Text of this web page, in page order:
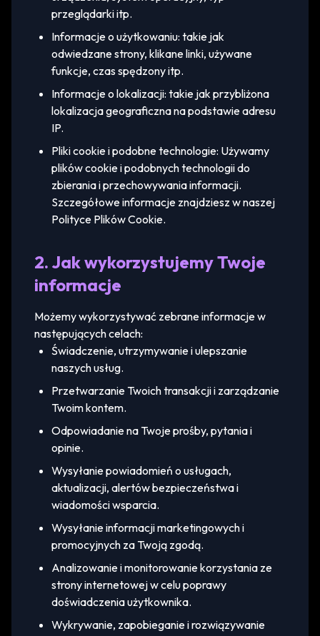
przeglądarki itp.
Informacje o użytkowaniu: takie jak
odwiedzane strony, klikane linki, używane
funkcje, czas spędzony itp.
Informacje o lokalizacji: takie jak przybliżona
lokalizacja geograficzna na podstawie adresu
IP.
Pliki cookie i podobne technologie: Używamy
plików cookie i podobnych technologii do
zbierania i przechowywania informacji.
Szczegółowe informacje znajdziesz w naszej
Polityce Plików Cookie.
2. Jak wykorzystujemy Twoje
informacje
Możemy wykorzystywać zebrane informacje w
następujących celach:
Świadczenie, utrzymywanie i ulepszanie
naszych usług.
Przetwarzanie Twoich transakcji i zarządzanie
Twoim kontem.
Odpowiadanie na Twoje prośby, pytania i
opinie.
Wysyłanie powiadomień o usługach,
aktualizacji, alertów bezpieczeństwa i
wiadomości wsparcia.
Wysyłanie informacji marketingowych i
promocyjnych za Twoją zgodą.
Analizowanie i monitorowanie korzystania ze
strony internetowej w celu poprawy
doświadczenia użytkownika.
Wykrywanie, zapobieganie i rozwiązywanie